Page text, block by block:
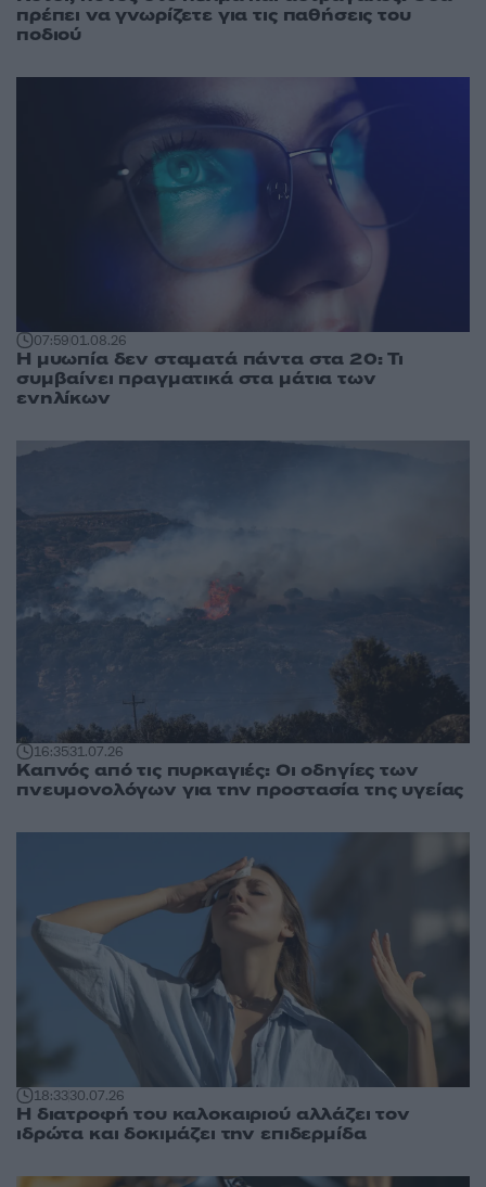
πρέπει να γνωρίζετε για τις παθήσεις του
ποδιού
07:5901.08.26
Η μυωπία δεν σταματά πάντα στα 20: Τι
συμβαίνει πραγματικά στα μάτια των
ενηλίκων
16:3531.07.26
Καπνός από τις πυρκαγιές: Οι οδηγίες των
πνευμονολόγων για την προστασία της υγείας
18:3330.07.26
Η διατροφή του καλοκαιριού αλλάζει τον
ιδρώτα και δοκιμάζει την επιδερμίδα